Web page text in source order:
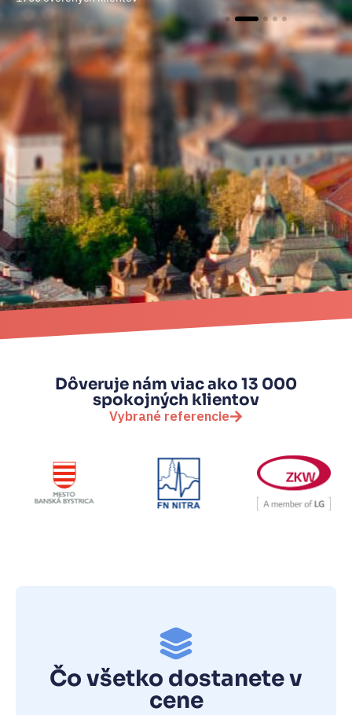
Dôveruje nám viac ako 13 000
spokojných klientov
Vybrané referencie
Čo všetko dostanete v
cene